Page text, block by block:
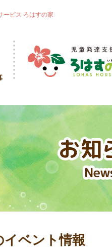
ービス ろはすの家
イベント情報